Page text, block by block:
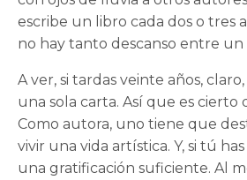
escribe un libro cada dos o tres
no hay tanto descanso entre un
A ver, si tardas veinte años,
una sola carta. Así que es cierto
Como autora, uno tiene que
vivir una vida artística. Y, si tú
una gratificación suficiente. Al